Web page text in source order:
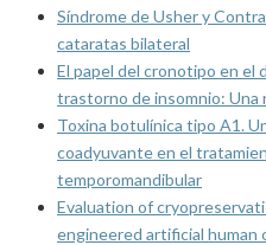
Síndrome de Usher y
cataratas bilateral
El papel del cronotipo en
trastorno de insomnio: Una
Toxina botulínica tipo A1.
coadyuvante en el
temporomandibular
Evaluation of
engineered artificial human